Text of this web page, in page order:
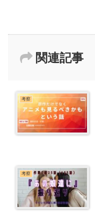
関連記事
考察
考察